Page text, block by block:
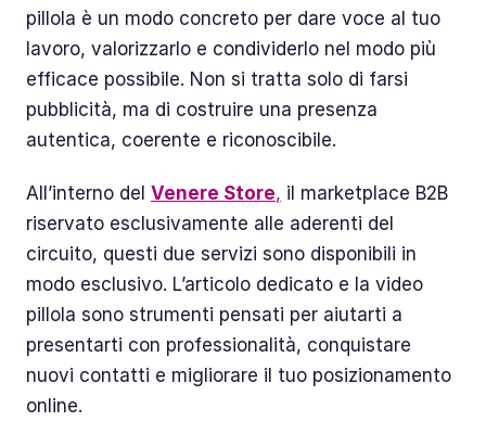
pillola è un modo concreto per dare voce al tuo
lavoro, valorizzarlo e condividerlo nel modo più
efficace possibile. Non si tratta solo di farsi
pubblicità, ma di costruire una presenza
autentica, coerente e riconoscibile.
All’interno del Venere Store, il marketplace B2B
riservato esclusivamente alle aderenti del
circuito, questi due servizi sono disponibili in
modo esclusivo. L’articolo dedicato e la video
pillola sono strumenti pensati per aiutarti a
presentarti con professionalità, conquistare
nuovi contatti e migliorare il tuo posizionamento
online.